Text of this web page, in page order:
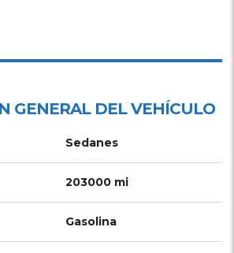
GENERAL DEL VEHÍCULO
Sedanes
203000 mi
Gasolina